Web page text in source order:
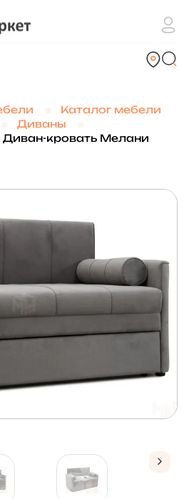
Каталог мебели
Диваны
Диван-кровать Мелани